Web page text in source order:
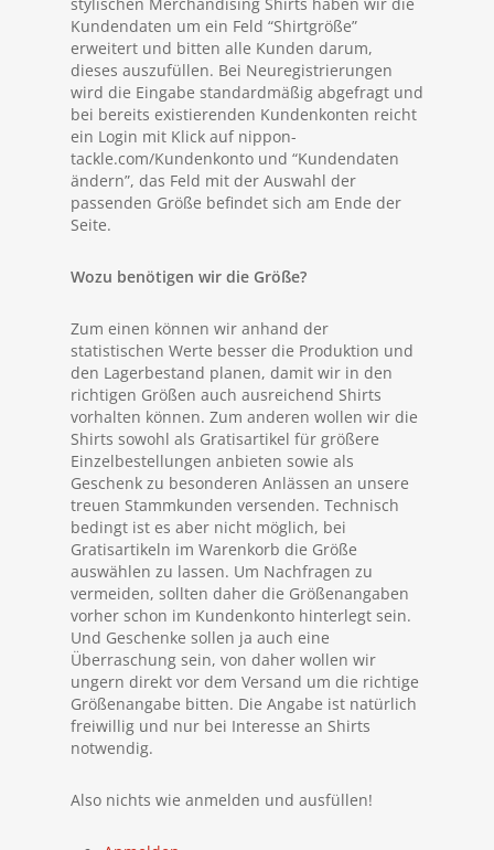
Kundendaten um ein Feld “Shirtgröße”
erweitert und bitten alle Kunden darum,
dieses auszufüllen. Bei Neuregistrierungen
wird die Eingabe standardmäßig abgefragt und
bei bereits existierenden Kundenkonten reicht
ein Login mit Klick auf nippon-
tackle.com/Kundenkonto und “Kundendaten
ändern”, das Feld mit der Auswahl der
passenden Größe befindet sich am Ende der
Seite.
Wozu benötigen wir die Größe?
Zum einen können wir anhand der
statistischen Werte besser die Produktion und
den Lagerbestand planen, damit wir in den
richtigen Größen auch ausreichend Shirts
vorhalten können. Zum anderen wollen wir die
Shirts sowohl als Gratisartikel für größere
Einzelbestellungen anbieten sowie als
Geschenk zu besonderen Anlässen an unsere
treuen Stammkunden versenden. Technisch
bedingt ist es aber nicht möglich, bei
Gratisartikeln im Warenkorb die Größe
auswählen zu lassen. Um Nachfragen zu
vermeiden, sollten daher die Größenangaben
vorher schon im Kundenkonto hinterlegt sein.
Und Geschenke sollen ja auch eine
Überraschung sein, von daher wollen wir
ungern direkt vor dem Versand um die richtige
Größenangabe bitten. Die Angabe ist natürlich
freiwillig und nur bei Interesse an Shirts
notwendig.
Also nichts wie anmelden und ausfüllen!